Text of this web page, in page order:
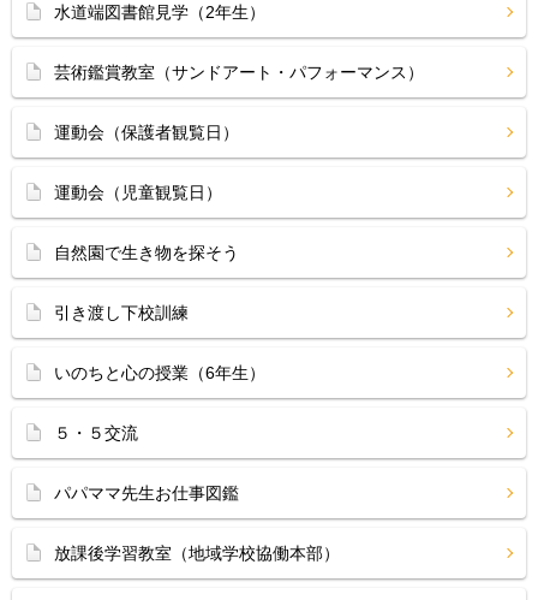
水道端図書館見学（2年生）
芸術鑑賞教室（サンドアート・パフォーマンス）
運動会（保護者観覧日）
運動会（児童観覧日）
自然園で生き物を探そう
引き渡し下校訓練
いのちと心の授業（6年生）
５・５交流
パパママ先生お仕事図鑑
放課後学習教室（地域学校協働本部）